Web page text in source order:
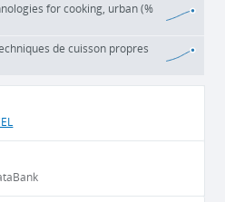
for cooking, urban (%
de cuisson propres